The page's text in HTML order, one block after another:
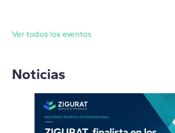
Ver todos los eventos
Noticias